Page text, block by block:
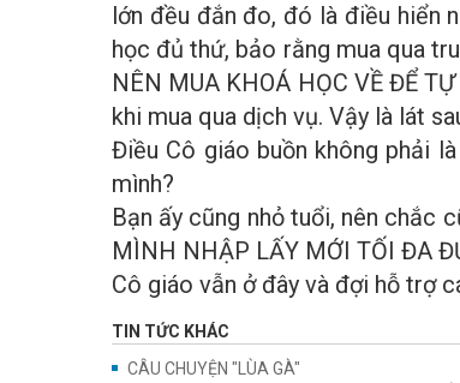
lớn đều đắn đo, đó là điều hiển
học đủ thứ, bảo rằng mua qua
NÊN MUA KHOÁ HỌC VỀ ĐỂ
khi mua qua dịch vụ. Vậy là lát
Điều Cô giáo buồn không phải
mình?
Bạn ấy cũng nhỏ tuổi, nên chắc
MÌNH NHẬP LẤY MỚI TỐI ĐA
Cô giáo vẫn ở đây và đợi hỗ trợ
TIN TỨC KHÁC
CÂU CHUYỆN "LÙA GÀ"